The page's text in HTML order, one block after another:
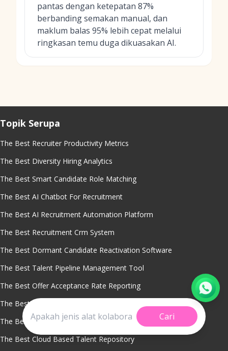
pantas dengan ketepatan 87%
berbanding semakan manual, dan
maklum balas 95% lebih cepat melalui
ringkasan temu duga dikuasakan AI.
Cari
Topik Serupa
The Best Recruiter Productivity Metrics
The Best Diversity Hiring Analytics
The Best Smart Candidate Role Matching
The Best AI Chatbot For Recruitment
The Best AI Recruitment Automation Platform
The Best Recruitment Crm System
The Best Dormant Candidate Reactivation Software
The Best Talent Pipeline Management Tool
The Best Offer Acceptance Rate Reporting
The Best Sourcing Channel Performance Tracking
The Best Recruitment Analytics Software
The Best Cloud Based Talent Repository